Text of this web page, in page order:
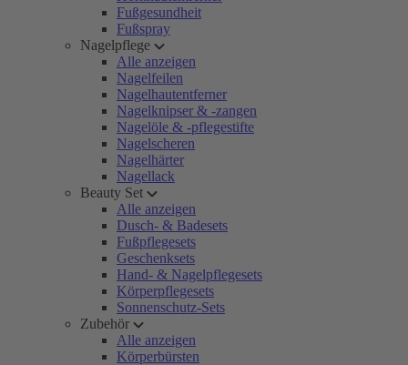
Fußgesundheit
Fußspray
Nagelpflege
Alle anzeigen
Nagelfeilen
Nagelhautentferner
Nagelknipser & -zangen
Nagelöle & -pflegestifte
Nagelscheren
Nagelhärter
Nagellack
Beauty Set
Alle anzeigen
Dusch- & Badesets
Fußpflegesets
Geschenksets
Hand- & Nagelpflegesets
Körperpflegesets
Sonnenschutz-Sets
Zubehör
Alle anzeigen
Körperbürsten